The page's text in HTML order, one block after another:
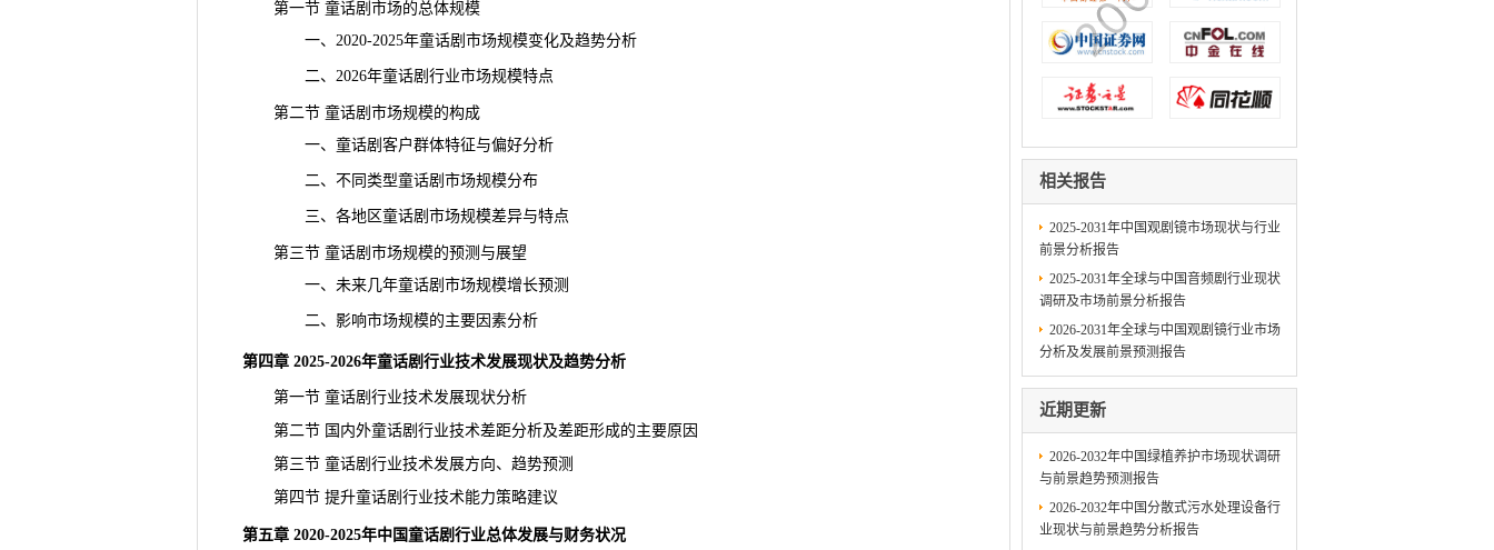
第一节 童话剧市场的总体规模
一、2020-2025年童话剧市场规模变化及趋势分析
二、2026年童话剧行业市场规模特点
第二节 童话剧市场规模的构成
一、童话剧客户群体特征与偏好分析
二、不同类型童话剧市场规模分布
三、各地区童话剧市场规模差异与特点
第三节 童话剧市场规模的预测与展望
一、未来几年童话剧市场规模增长预测
二、影响市场规模的主要因素分析
第四章 2025-2026年童话剧行业技术发展现状及趋势分析
第一节 童话剧行业技术发展现状分析
第二节 国内外童话剧行业技术差距分析及差距形成的主要原因
第三节 童话剧行业技术发展方向、趋势预测
第四节 提升童话剧行业技术能力策略建议
第五章 2020-2025年中国童话剧行业总体发展与财务状况
相关报告
2025-2031年中国观剧镜市场现状与行业
前景分析报告
2025-2031年全球与中国音频剧行业现状
调研及市场前景分析报告
2026-2031年全球与中国观剧镜行业市场
分析及发展前景预测报告
近期更新
2026-2032年中国绿植养护市场现状调研
与前景趋势预测报告
2026-2032年中国分散式污水处理设备行
业现状与前景趋势分析报告